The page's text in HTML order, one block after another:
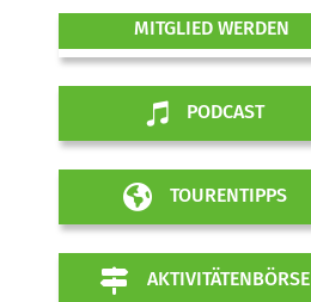
MITGLIED WERDEN
PODCAST
TOURENTIPPS
AKTIVITÄTENBÖRSE